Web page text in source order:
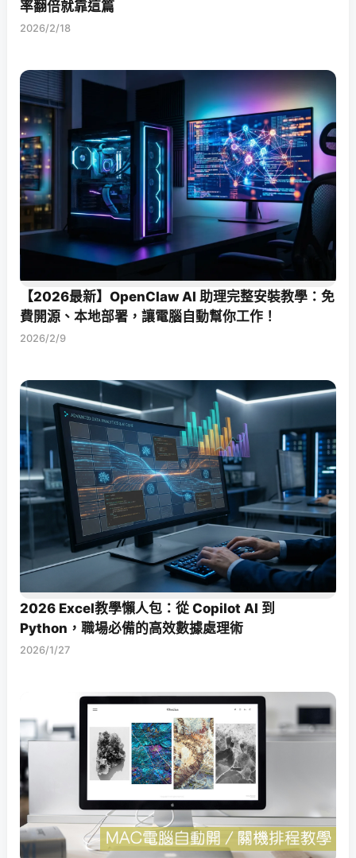
率翻倍就靠這篇
2026/2/18
【2026最新】OpenClaw AI 助理完整安裝教學：免
費開源、本地部署，讓電腦自動幫你工作！
2026/2/9
2026 Excel教學懶人包：從 Copilot AI 到
Python，職場必備的高效數據處理術
2026/1/27